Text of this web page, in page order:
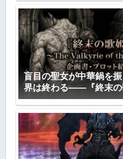
盲目の聖女が中華鍋を
界は終わる――『終末の
ロット公開